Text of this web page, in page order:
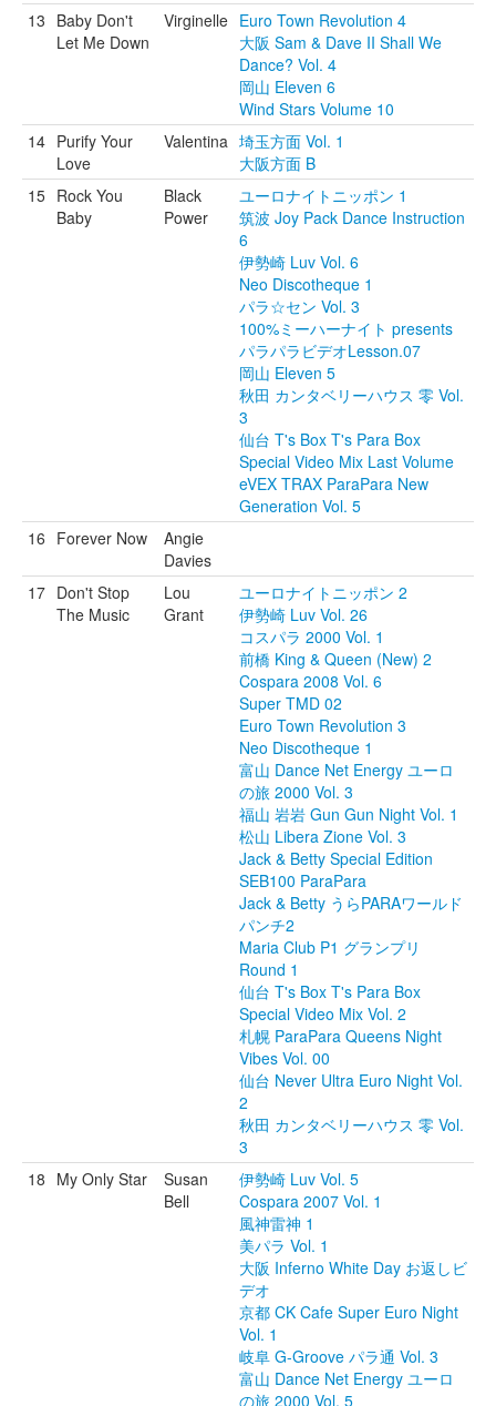
13 Baby Don't
Let Me Down
Virginelle Euro Town Revolution 4
大阪 Sam & Dave II Shall We
Dance? Vol. 4
岡山 Eleven 6
Wind Stars Volume 10
14 Purify Your
Love
Valentina 埼玉方面 Vol. 1
大阪方面 B
15 Rock You
Baby
Black
Power
ユーロナイトニッポン 1
筑波 Joy Pack Dance Instruction
6
伊勢崎 Luv Vol. 6
Neo Discotheque 1
パラ☆セン Vol. 3
100%ミーハーナイト presents
パラパラビデオLesson.07
岡山 Eleven 5
秋田 カンタベリーハウス 零 Vol.
3
仙台 T's Box T's Para Box
Special Video Mix Last Volume
eVEX TRAX ParaPara New
Generation Vol. 5
16 Forever Now
Angie
Davies
17 Don't Stop
The Music
Lou
Grant
ユーロナイトニッポン 2
伊勢崎 Luv Vol. 26
コスパラ 2000 Vol. 1
前橋 King & Queen (New) 2
Cospara 2008 Vol. 6
Super TMD 02
Euro Town Revolution 3
Neo Discotheque 1
富山 Dance Net Energy ユーロ
の旅 2000 Vol. 3
福山 岩岩 Gun Gun Night Vol. 1
松山 Libera Zione Vol. 3
Jack & Betty Special Edition
SEB100 ParaPara
Jack & Betty うらPARAワールド
パンチ2
Maria Club P1 グランプリ
Round 1
仙台 T's Box T's Para Box
Special Video Mix Vol. 2
札幌 ParaPara Queens Night
Vibes Vol. 00
仙台 Never Ultra Euro Night Vol.
2
秋田 カンタベリーハウス 零 Vol.
3
18 My Only Star
Susan
Bell
伊勢崎 Luv Vol. 5
Cospara 2007 Vol. 1
風神雷神 1
美パラ Vol. 1
大阪 Inferno White Day お返しビ
デオ
京都 CK Cafe Super Euro Night
Vol. 1
岐阜 G-Groove パラ通 Vol. 3
富山 Dance Net Energy ユーロ
の旅 2000 Vol. 5